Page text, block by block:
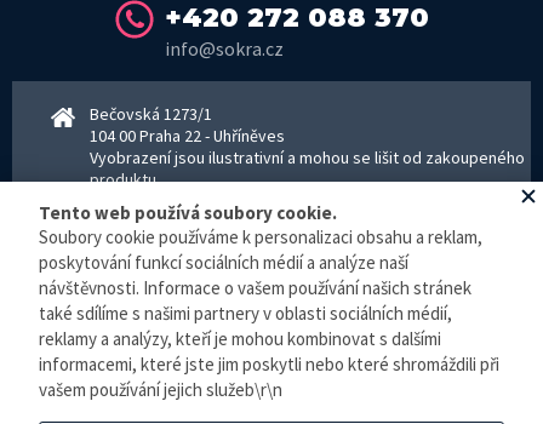
+420 272 088 370
info@sokra.cz
Bečovská 1273/1
104 00 Praha 22 - Uhříněves
Vyobrazení jsou ilustrativní a mohou se lišit od zakoupeného
produktu.
www.sokra.cz│www.haier-klimatizace.cz
Otevírací doba
Pondělí–Pátek 8–16:30 hodin - kancelář
Pondělí–pátek 8–16:00 hodin - sklad
Zpracování osobních údajů
Tento web používá soubory cookie.
Soubory cookie používáme k personalizaci obsahu a reklam,
poskytování funkcí sociálních médií a analýze naší
návštěvnosti. Informace o vašem používání našich stránek
také sdílíme s našimi partnery v oblasti sociálních médií,
reklamy a analýzy, kteří je mohou kombinovat s dalšími
informacemi, které jste jim poskytli nebo které shromáždili při
vašem používání jejich služeb\r\n